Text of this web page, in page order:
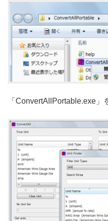
「ConvertAllPortable.exe」